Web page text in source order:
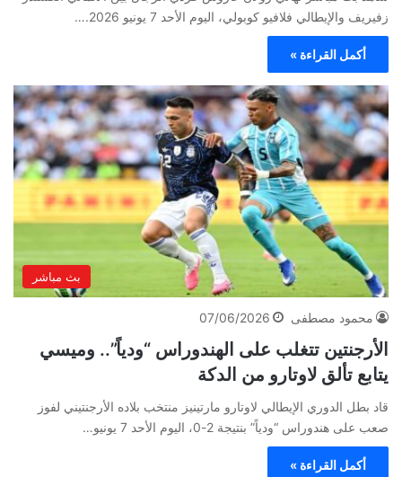
زفيريف والإيطالي فلافيو كوبولي، اليوم الأحد 7 يونيو 2026.…
أكمل القراءة »
بث مباشر
محمود مصطفى 07/06/2026
الأرجنتين تتغلب على الهندوراس “ودياً”.. وميسي
يتابع تألق لاوتارو من الدكة
قاد بطل الدوري الإيطالي لاوتارو مارتينيز منتخب بلاده الأرجنتيني لفوز
صعب على هندوراس “ودياً” بنتيجة 2-0، اليوم الأحد 7 يونيو…
أكمل القراءة »